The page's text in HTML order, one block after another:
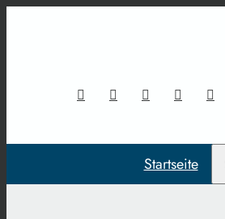
Startseite